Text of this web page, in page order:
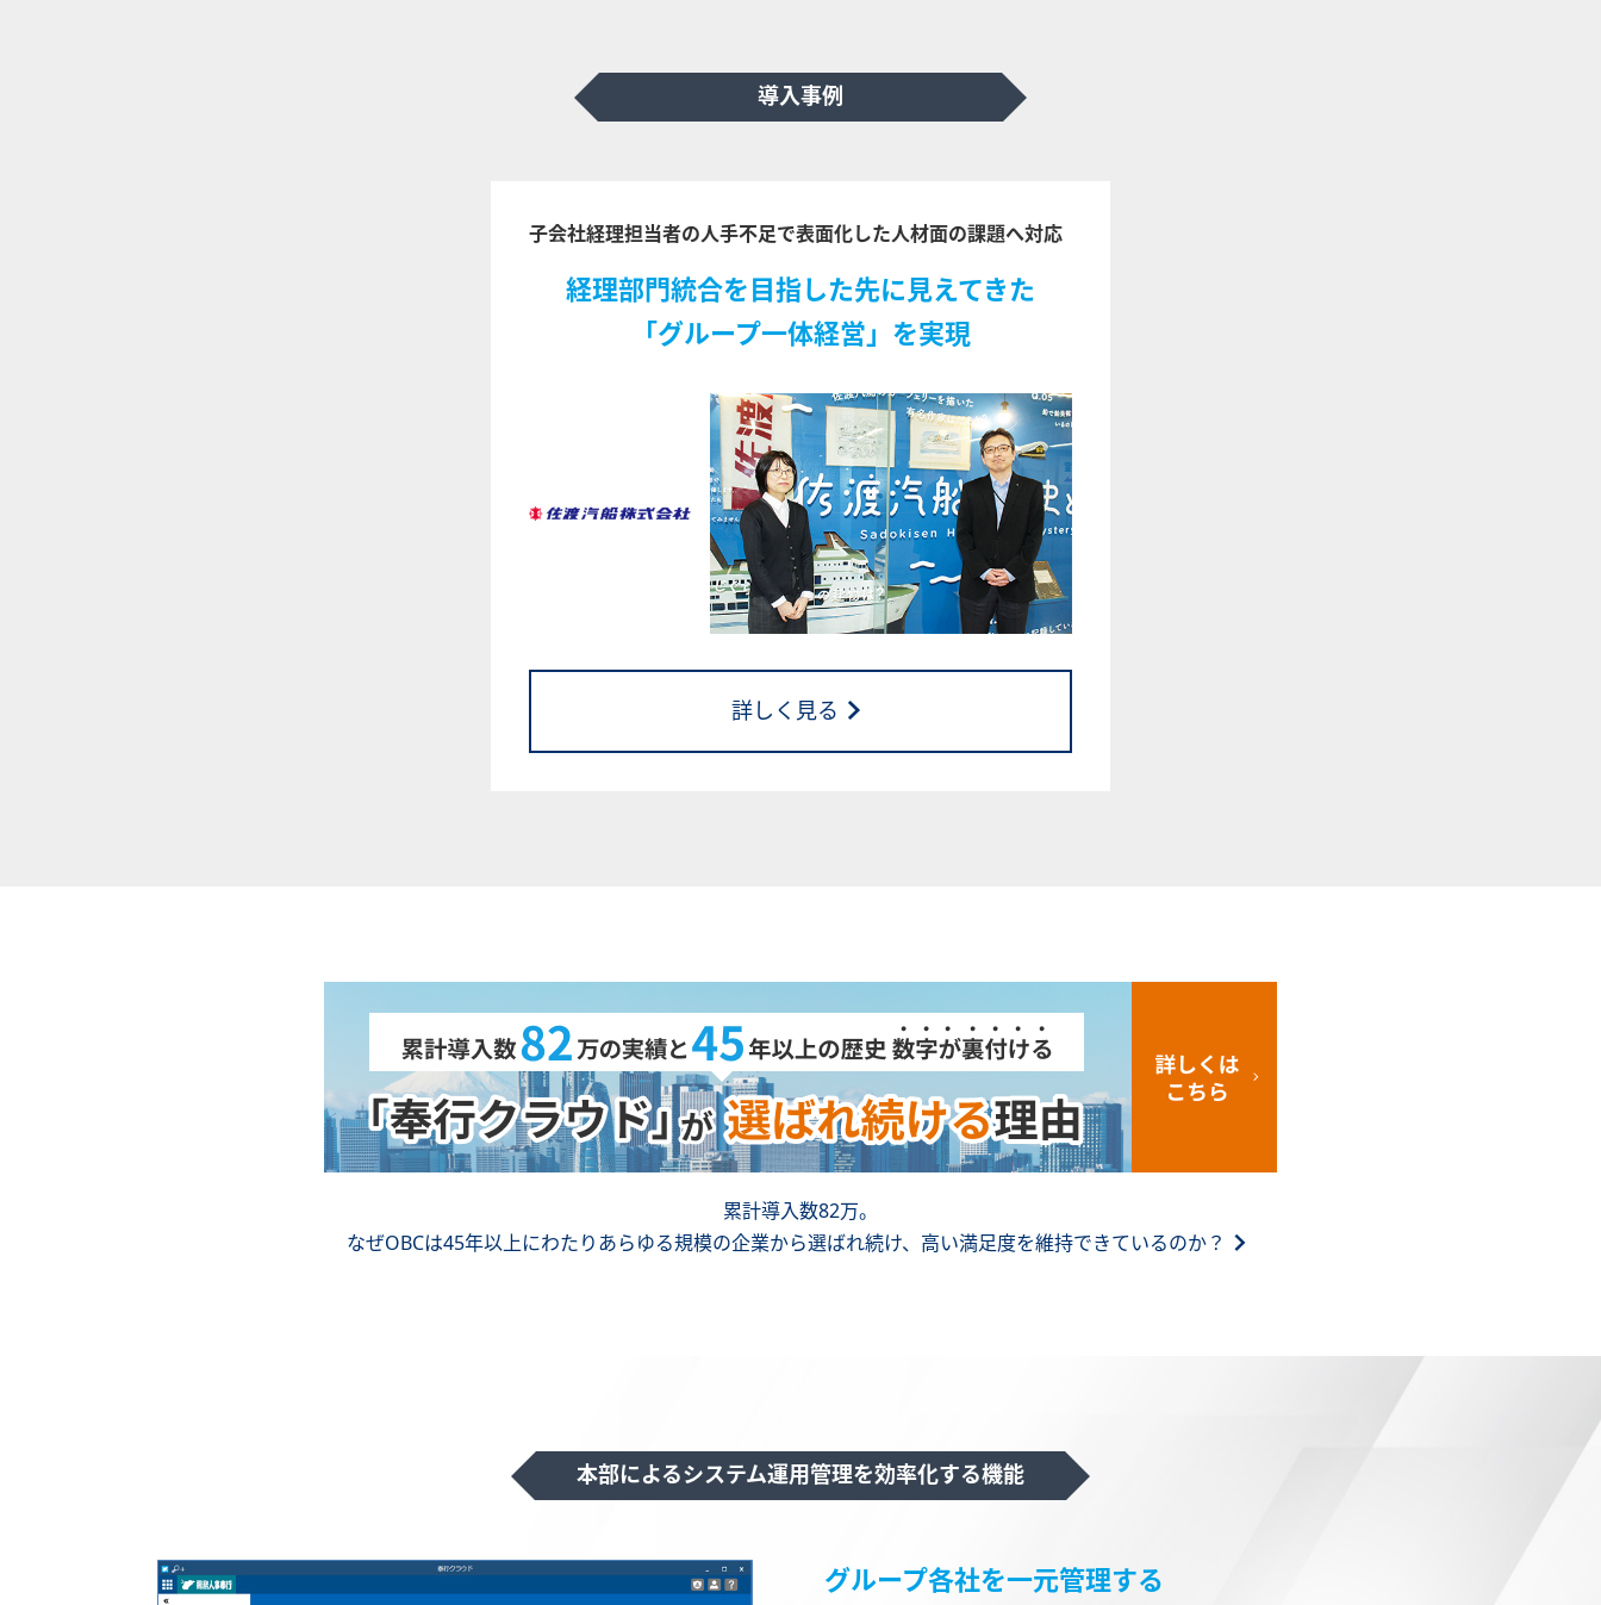
導入事例
子会社経理担当者の人手不足で表面化した人材面の課題へ対応
経理部門統合を目指した先に見えてきた
「グループ一体経営」を実現
詳しく見る
累計導入数82万。
なぜOBCは45年以上にわたりあらゆる規模の企業から選ばれ続け、高い満足度を維持できているのか？
本部によるシステム運用管理を効率化する機能
グループ各社を一元管理する